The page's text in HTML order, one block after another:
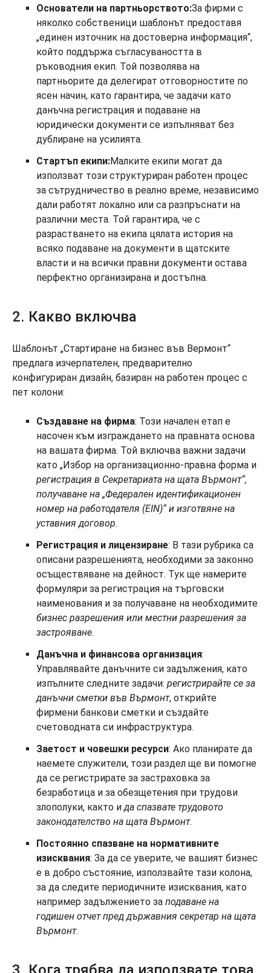
Основатели на партньорството:За фирми с
няколко собственици шаблонът предоставя
„единен източник на достоверна информация“,
който поддържа съгласуваността в
ръководния екип. Той позволява на
партньорите да делегират отговорностите по
ясен начин, като гарантира, че задачи като
данъчна регистрация и подаване на
юридически документи се изпълняват без
дублиране на усилията.
Стартъп екипи:Малките екипи могат да
използват този структуриран работен процес
за сътрудничество в реално време, независимо
дали работят локално или са разпръснати на
различни места. Той гарантира, че с
разрастването на екипа цялата история на
всяко подаване на документи в щатските
власти и на всички правни документи остава
перфектно организирана и достъпна.
2. Какво включва
Шаблонът „Стартиране на бизнес във Вермонт“
предлага изчерпателен, предварително
конфигуриран дизайн, базиран на работен процес с
пет колони:
Създаване на фирма: Този начален етап е
насочен към изграждането на правната основа
на вашата фирма. Той включва важни задачи
като „Избор на организационно-правна форма и
регистрация в Секретариата на щата Върмонт“,
получаване на „Федерален идентификационен
номер на работодателя (EIN)“ и изготвяне на
уставния договор.
Регистрация и лицензиране: В тази рубрика са
описани разрешенията, необходими за законно
осъществяване на дейност. Тук ще намерите
формуляри за регистрация на търговски
наименования и за получаване на необходимите
бизнес разрешения или местни разрешения за
застрояване.
Данъчна и финансова организация:
Управлявайте данъчните си задължения, като
изпълните следните задачи: регистрирайте се за
данъчни сметки във Върмонт, открийте
фирмени банкови сметки и създайте
счетоводната си инфраструктура.
Заетост и човешки ресурси: Ако планирате да
наемете служители, този раздел ще ви помогне
да се регистрирате за застраховка за
безработица и за обезщетения при трудови
злополуки, както ида спазвате трудовото
законодателство на щата Върмонт.
Постоянно спазване на нормативните
изисквания: За да се уверите, че вашият бизнес
е в добро състояние, използвайте тази колона,
за да следите периодичните изисквания, като
например задължението за подаване на
годишен отчет пред държавния секретар на щата
Върмонт.